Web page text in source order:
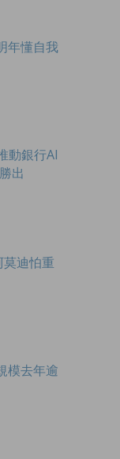
年懂自我
動銀行AI
出
迪怕重
模去年逾